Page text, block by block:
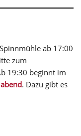
ab 17:00
zum
19:30 beginnt im
. Dazu gibt es